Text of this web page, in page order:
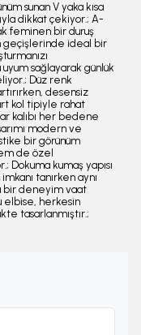
sunan V yaka kısa
dikkat çekiyor.; A-
feminen bir duruş
geçişlerinde ideal bir
uyum sağlayarak günlük
Düz renk
desensiz
kol tipiyle rahat
kalıbı her bedene
modern ve
bir görünüm
de özel
Dokuma kumaş yapısı
tanırken aynı
bir deneyim vaat
elbise, herkesin
tasarlanmıştır.;